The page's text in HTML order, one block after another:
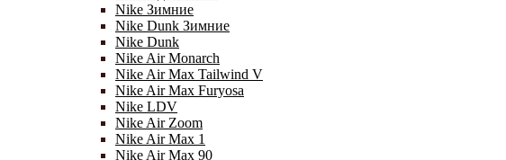
Nike Зимние
Nike Dunk Зимние
Nike Dunk
Nike Air Monarch
Nike Air Max Tailwind V
Nike Air Max Furyosa
Nike LDV
Nike Air Zoom
Nike Air Max 1
Nike Air Max 90